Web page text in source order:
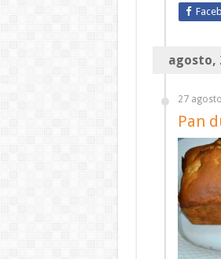
agosto,
27 agosto
Pan